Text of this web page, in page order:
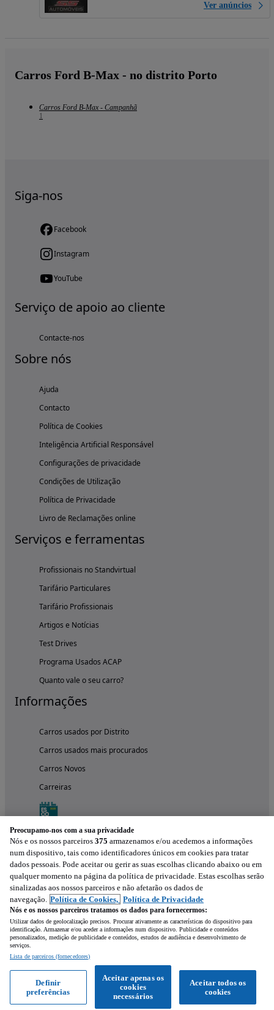
Ver anúncios
Carros Ford B-Max - no distrito Porto
Carros Ford B-Max - Campanhã
1
Siga-nos
Facebook
Instagram
YouTube
Serviço de apoio ao cliente
Contacte-nos
Sobre nós
Ajuda
Contacto
Política de Cookies
Inteligência Artificial Responsável
Configurações de privacidade
Condições de Utilização
Política de Privacidade
Livro de Reclamações online
Serviços e ferramentas
Profissionais no Standvirtual
Tarifário Particulares
Tarifário Profissionais
Artigos e Notícias
Test Drives
Programa Usados ACAP
Quanto vale o seu carro?
Informações
Carros usados por Distrito
Carros usados mais procurados
Carros Novos
Carreiras
Experimenta a aplicação
Preocupamo-nos com a sua privacidade
Nós e os nossos parceiros 375 armazenamos e/ou acedemos a informações
num dispositivo, tais como identificadores únicos em cookies para tratar
dados pessoais. Pode aceitar ou gerir as suas escolhas clicando abaixo ou em
qualquer momento na página da política de privacidade. Estas escolhas serão
sinalizadas aos nossos parceiros e não afetarão os dados de
navegação. Política de Cookies, Política de Privacidade
Nós e os nossos parceiros tratamos os dados para fornecermos:
Utilizar dados de geolocalização precisos. Procurar ativamente as características do dispositivo para
identificação. Armazenar e/ou aceder a informações num dispositivo. Publicidade e conteúdos
personalizados, medição de publicidade e conteúdos, estudos de audiência e desenvolvimento de
serviços.
Lista de parceiros (fornecedores)
Aceitar todos os
cookies
Aceitar apenas os
cookies
necessários
Definir
preferências